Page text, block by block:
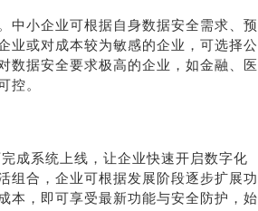
中小企业可根据自身数据安全需求、预
业或对成本较为敏感的企业，可选择公
数据安全要求极高的企业，如金融、医
控。
成系统上线，让企业快速开启数字化
组合，企业可根据发展阶段逐步扩展功
本，即可享受最新功能与安全防护，始